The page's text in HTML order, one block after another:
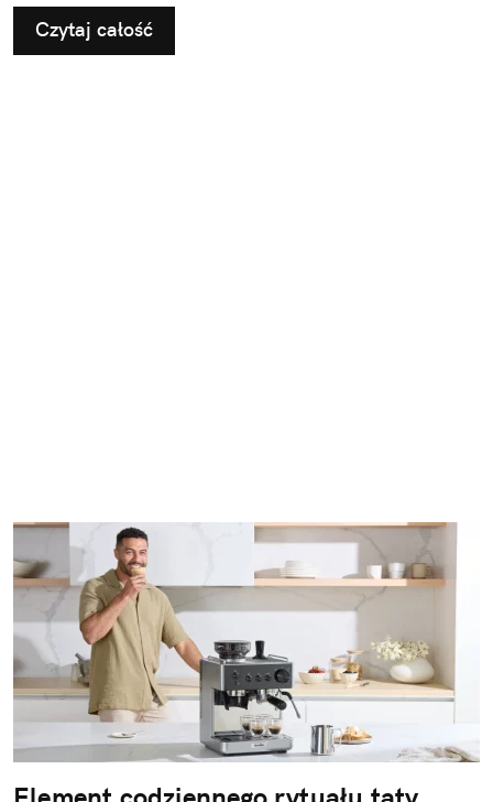
Czytaj całość